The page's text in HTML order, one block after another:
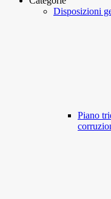
Disposizioni
Piano